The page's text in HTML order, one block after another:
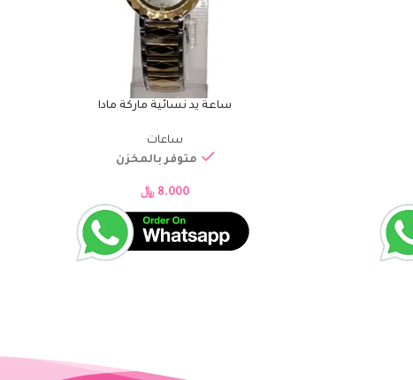
إضافة إلى السلةساعة يد نسائية ماركة مادا
ساعات
متوفر بالمخزن
8.000 ﷼